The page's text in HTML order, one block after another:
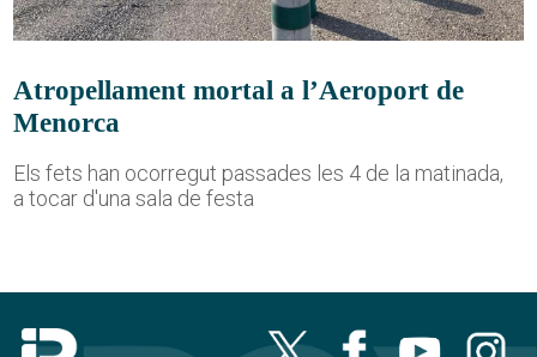
Atropellament mortal a l’Aeroport de
Menorca
Els fets han ocorregut passades les 4 de la matinada,
a tocar d'una sala de festa